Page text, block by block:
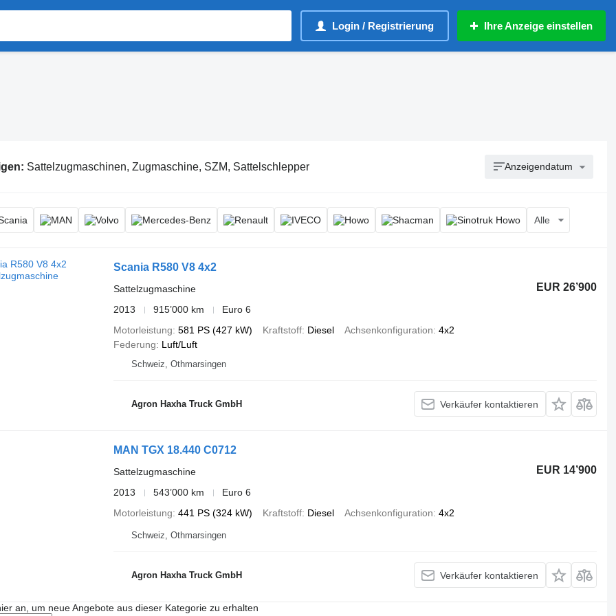
Login / Registrierung Ihre Anzeige einstellen
Sattelzugmaschinen, Zugmaschine, SZM, Sattelschlepper Anzeigendatum
Alle
Scania R580 V8 4x2
EUR 26’900
Sattelzugmaschine
2013
915’000 km
Euro 6
Motorleistung 581 PS (427 kW) Kraftstoff Diesel Achsenkonfiguration 4x2
Federung
Luft/Luft
Schweiz, Othmarsingen
Agron Haxha Truck GmbH Verkäufer kontaktieren
MAN TGX 18.440 C0712
EUR 14’900
Sattelzugmaschine
2013
543’000 km
Euro 6
Motorleistung 441 PS (324 kW) Kraftstoff Diesel Achsenkonfiguration 4x2
Schweiz, Othmarsingen
Agron Haxha Truck GmbH Verkäufer kontaktieren
an, um neue Angebote aus dieser Kategorie zu erhalten